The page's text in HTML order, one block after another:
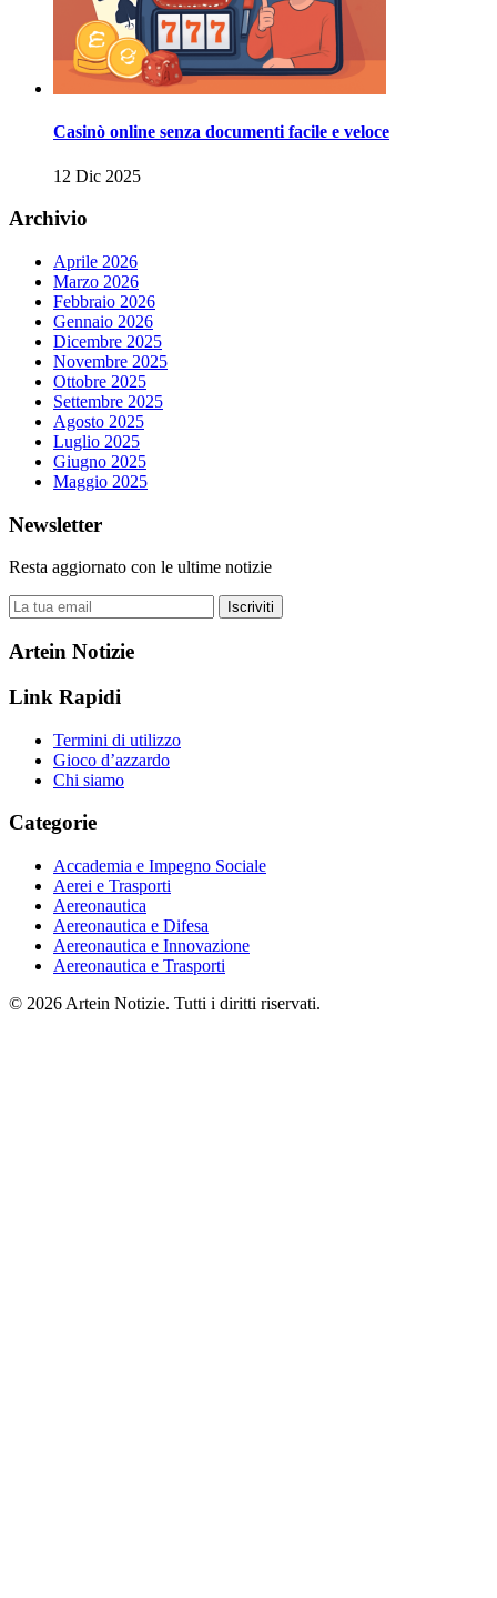
Casinò online senza documenti facile e veloce
12 Dic 2025
Archivio
Aprile 2026
Marzo 2026
Febbraio 2026
Gennaio 2026
Dicembre 2025
Novembre 2025
Ottobre 2025
Settembre 2025
Agosto 2025
Luglio 2025
Giugno 2025
Maggio 2025
Newsletter
Resta aggiornato con le ultime notizie
Iscriviti
Artein Notizie
Link Rapidi
Termini di utilizzo
Gioco d’azzardo
Chi siamo
Categorie
Accademia e Impegno Sociale
Aerei e Trasporti
Aereonautica
Aereonautica e Difesa
Aereonautica e Innovazione
Aereonautica e Trasporti
© 2026 Artein Notizie. Tutti i diritti riservati.